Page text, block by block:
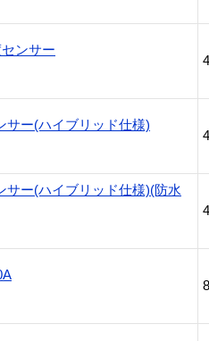
ンサー
サー(ハイブリッド仕様)
サー(ハイブリッド仕様)(防水